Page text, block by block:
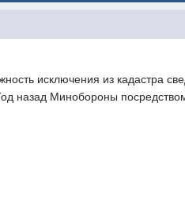
исключения из кадастра
назад Минобороны